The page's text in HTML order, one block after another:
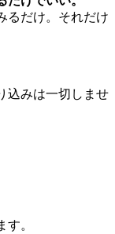
るだけ。それだけ
込みは一切しませ
。